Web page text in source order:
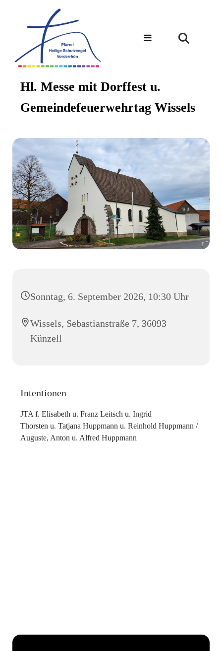
Hl. Messe mit Dorffest u.
Gemeindefeuerwehrtag Wissels
Sonntag, 6. September 2026, 10:30 Uhr
Wissels, Sebastianstraße 7, 36093
Künzell
Intentionen
JTA f. Elisabeth u. Franz Leitsch u. Ingrid
Thorsten u. Tatjana Huppmann u. Reinhold Huppmann /
Auguste, Anton u. Alfred Huppmann